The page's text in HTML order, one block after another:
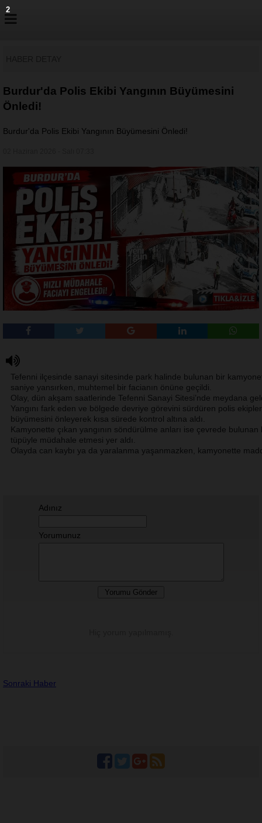
1
Burdur'da Polis Ekibi Yangının Büyümesini
Önledi!
Burdur'da Polis Ekibi Yangının Büyümesini Önledi!
Tefenni ilçesinde sanayi sitesinde park halinde bulunan bir
saniye yansırken, muhtemel bir facianın önüne geçildi.
Olay, dün akşam saatlerinde Tefenni Sanayi Sitesi’nde meydana
Yangını fark eden ve bölgede devriye görevini sürdüren polis
büyümesini önleyerek kısa sürede kontrol altına aldı.
Kamyonette çıkan yangının söndürülme anları ise çevrede
tüpüyle müdahale etmesi yer aldı.
Olayda can kaybı ya da yaralanma yaşanmazken, kamyonette
Adınız
Yorumunuz
Sonraki Haber